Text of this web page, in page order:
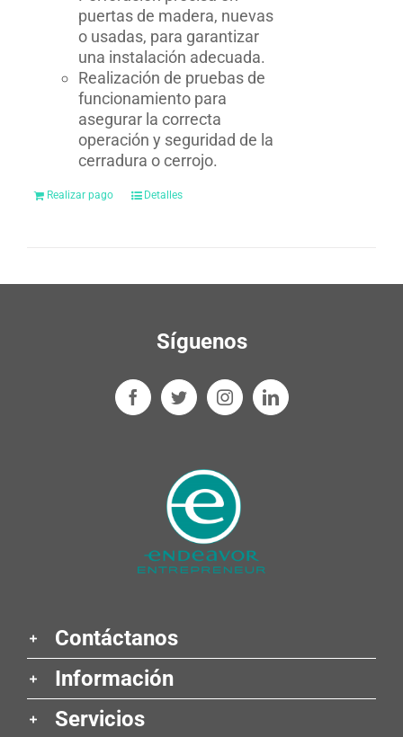
puertas de madera, nuevas
o usadas, para garantizar
una instalación adecuada.
Realización de pruebas de
funcionamiento para
asegurar la correcta
operación y seguridad de la
cerradura o cerrojo.
Realizar pago Detalles
Síguenos
Contáctanos
Información
Servicios